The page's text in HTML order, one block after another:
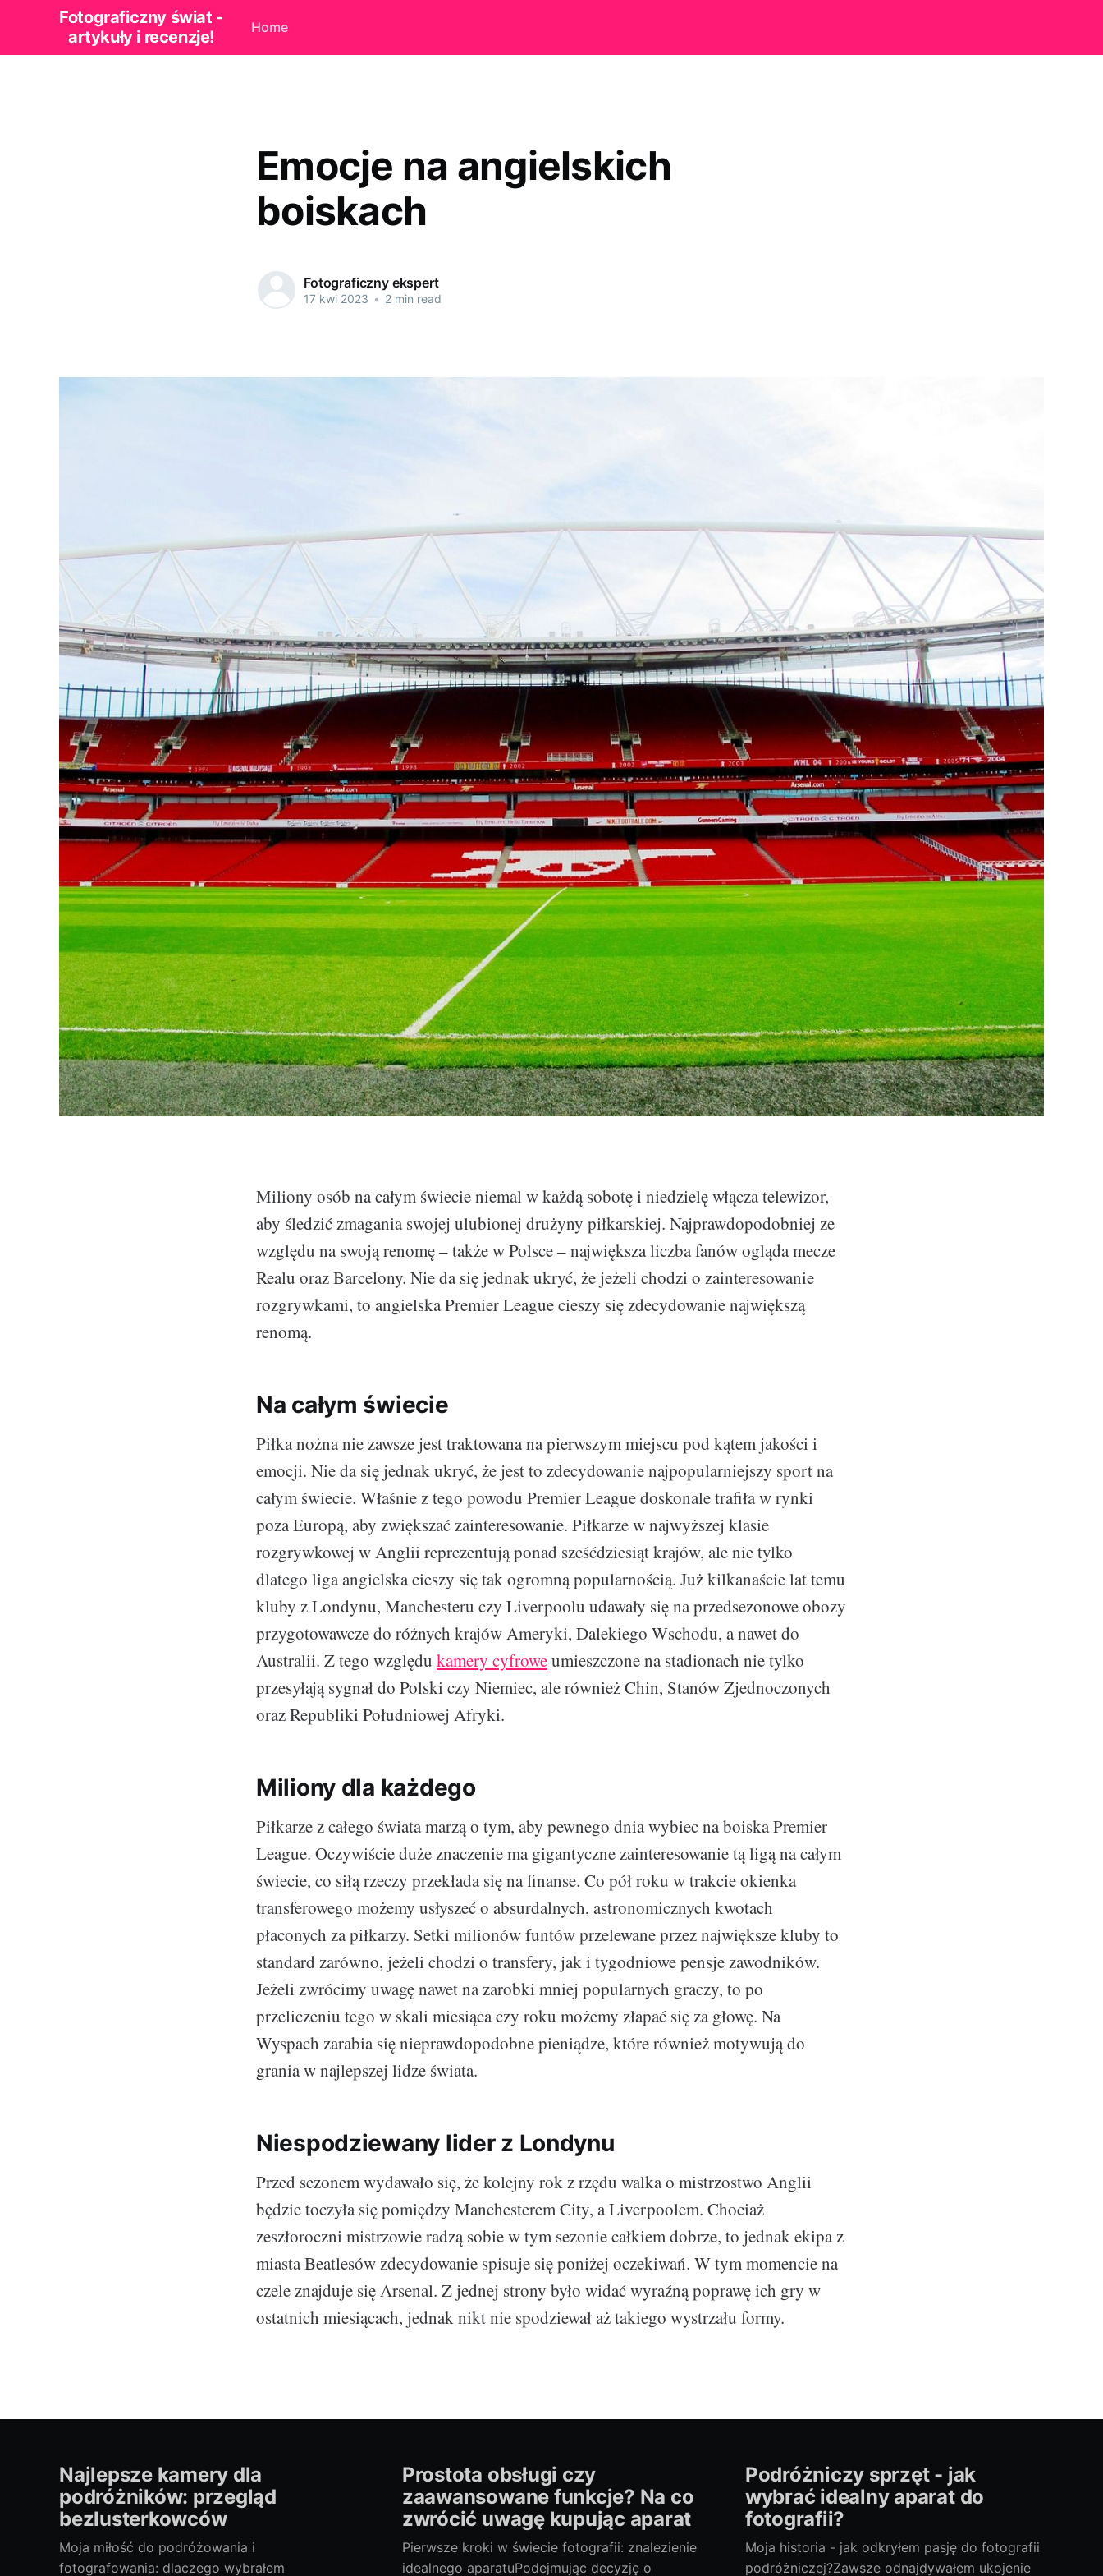
Fotograficzny świat -
artykuły i recenzje!
Home
Emocje na angielskich
boiskach
Fotograficzny ekspert
17 kwi 2023 • 2 min read
Miliony osób na całym świecie niemal w każdą sobotę i niedzielę włącza telewizor,
aby śledzić zmagania swojej ulubionej drużyny piłkarskiej. Najprawdopodobniej ze
względu na swoją renomę – także w Polsce – największa liczba fanów ogląda mecze
Realu oraz Barcelony. Nie da się jednak ukryć, że jeżeli chodzi o zainteresowanie
rozgrywkami, to angielska Premier League cieszy się zdecydowanie największą
renomą.
Na całym świecie
Piłka nożna nie zawsze jest traktowana na pierwszym miejscu pod kątem jakości i
emocji. Nie da się jednak ukryć, że jest to zdecydowanie najpopularniejszy sport na
całym świecie. Właśnie z tego powodu Premier League doskonale trafiła w rynki
poza Europą, aby zwiększać zainteresowanie. Piłkarze w najwyższej klasie
rozgrywkowej w Anglii reprezentują ponad sześćdziesiąt krajów, ale nie tylko
dlatego liga angielska cieszy się tak ogromną popularnością. Już kilkanaście lat temu
kluby z Londynu, Manchesteru czy Liverpoolu udawały się na przedsezonowe obozy
przygotowawcze do różnych krajów Ameryki, Dalekiego Wschodu, a nawet do
Australii. Z tego względu kamery cyfroweumieszczone na stadionach nie tylko
przesyłają sygnał do Polski czy Niemiec, ale również Chin, Stanów Zjednoczonych
oraz Republiki Południowej Afryki.
Miliony dla każdego
Piłkarze z całego świata marzą o tym, aby pewnego dnia wybiec na boiska Premier
League. Oczywiście duże znaczenie ma gigantyczne zainteresowanie tą ligą na całym
świecie, co siłą rzeczy przekłada się na finanse. Co pół roku w trakcie okienka
transferowego możemy usłyszeć o absurdalnych, astronomicznych kwotach
płaconych za piłkarzy. Setki milionów funtów przelewane przez największe kluby to
standard zarówno, jeżeli chodzi o transfery, jak i tygodniowe pensje zawodników.
Jeżeli zwrócimy uwagę nawet na zarobki mniej popularnych graczy, to po
przeliczeniu tego w skali miesiąca czy roku możemy złapać się za głowę. Na
Wyspach zarabia się nieprawdopodobne pieniądze, które również motywują do
grania w najlepszej lidze świata.
Niespodziewany lider z Londynu
Przed sezonem wydawało się, że kolejny rok z rzędu walka o mistrzostwo Anglii
będzie toczyła się pomiędzy Manchesterem City, a Liverpoolem. Chociaż
zeszłoroczni mistrzowie radzą sobie w tym sezonie całkiem dobrze, to jednak ekipa z
miasta Beatlesów zdecydowanie spisuje się poniżej oczekiwań. W tym momencie na
czele znajduje się Arsenal. Z jednej strony było widać wyraźną poprawę ich gry w
ostatnich miesiącach, jednak nikt nie spodziewał aż takiego wystrzału formy.
Najlepsze kamery dla
podróżników: przegląd
bezlusterkowców
Moja miłość do podróżowania i
fotografowania: dlaczego wybrałem
Prostota obsługi czy
zaawansowane funkcje? Na co
zwrócić uwagę kupując aparat
Pierwsze kroki w świecie fotografii: znalezienie
idealnego aparatuPodejmując decyzję o
Podróżniczy sprzęt - jak
wybrać idealny aparat do
fotografii?
Moja historia - jak odkryłem pasję do fotografii
podróżniczej?Zawsze odnajdywałem ukojenie